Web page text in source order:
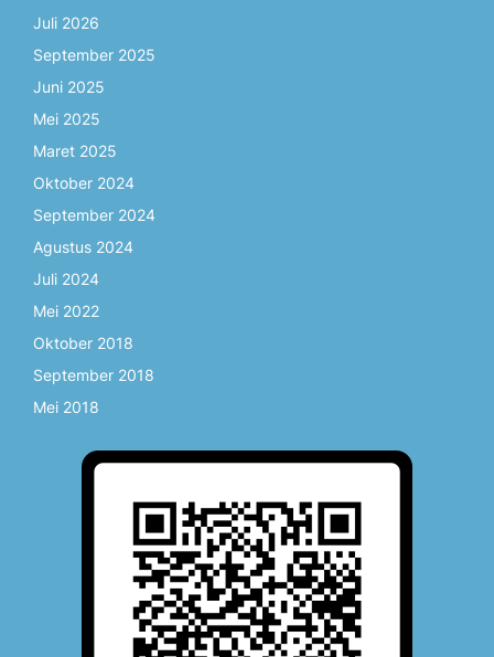
Juli 2026
September 2025
Juni 2025
Mei 2025
Maret 2025
Oktober 2024
September 2024
Agustus 2024
Juli 2024
Mei 2022
Oktober 2018
September 2018
Mei 2018